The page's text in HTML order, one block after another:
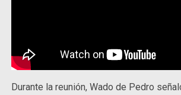
Durante la reunión, Wado de Pedro